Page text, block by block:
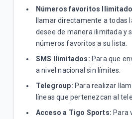
Números favoritos
llamar directamente a todas
desee de manera ilimitada y
números favoritos a su lista.
SMS Ilimitados: Para que
a nivel nacional sin límites.
Telegroup: Para realizar
líneas que pertenezcan al
Acceso a Tigo Sports: Para